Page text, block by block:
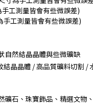
工測量皆會有些微誤差)
工測量皆會有些微誤差)
自然結晶晶體與些微礦缺
晶晶體 / 高品質礦料切割 /
礦石、珠寶飾品、精選文物